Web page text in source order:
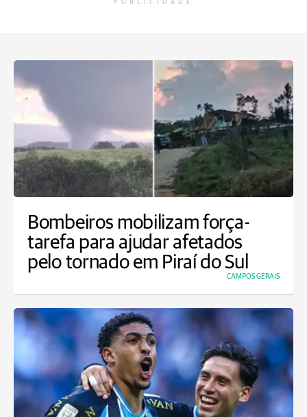
PUBLICIDADE
Bombeiros mobilizam força-
tarefa para ajudar afetados
pelo tornado em Piraí do Sul
CAMPOS GERAIS